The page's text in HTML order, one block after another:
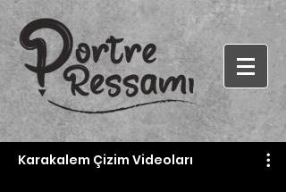
Karakalem Çizim Videoları